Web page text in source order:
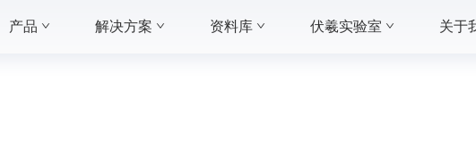
产品 解决方案 资料库 伏羲实验室 关于